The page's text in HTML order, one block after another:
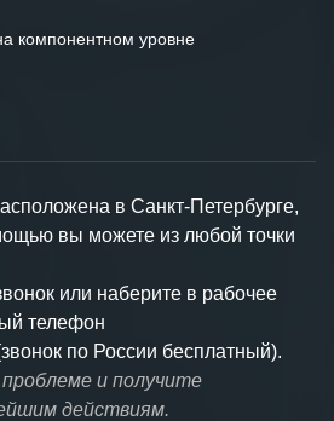
компонентном уровне
в Санкт-Петербурге,
вы можете из любой точки
или наберите в рабочее
телефон
по России бесплатный).
и получите
действиям.